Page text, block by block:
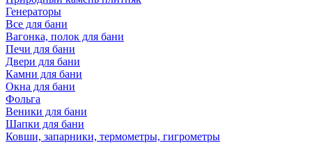
Генераторы
Все для бани
Вагонка, полок для бани
Печи для бани
Двери для бани
Камни для бани
Окна для бани
Фольга
Веники для бани
Шапки для бани
Ковши, запарники, термометры, гигрометры